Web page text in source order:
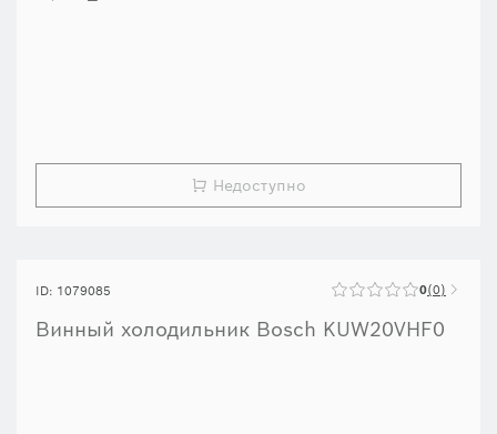
Недоступно
ID: 1079085 0 0
Винный холодильник Bosch KUW20VHF0